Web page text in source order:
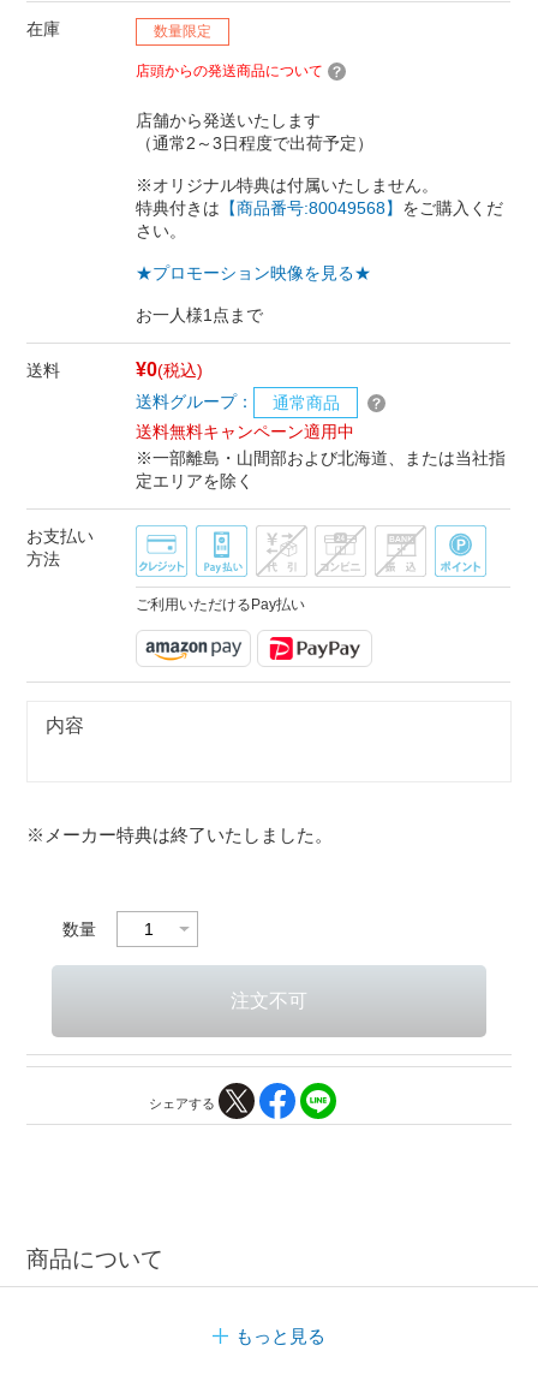
在庫 数量限定
店頭からの発送商品について
店舗から発送いたします
（通常2～3日程度で出荷予定）
※オリジナル特典は付属いたしません。
特典付きは 【商品番号:80049568】 をご購入くだ
さい。
★プロモーション映像を見る★
お一人様1点まで
送料 ¥0(税込)
送料グループ：
通常商品
送料無料キャンペーン適用中
※一部離島・山間部および北海道、または当社指
定エリアを除く
お支払い
方法
ご利用いただけるPay払い
内容
※メーカー特典は終了いたしました。
数量
シェアする
商品について
もっと見る